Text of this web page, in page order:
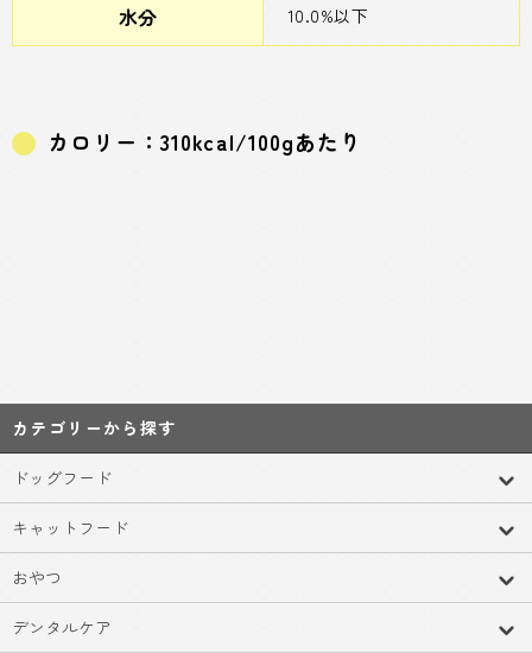
水分 10.0%以下
カロリー：310kcal/100gあたり
カテゴリーから探す
ドッグフード
キャットフード
おやつ
デンタルケア